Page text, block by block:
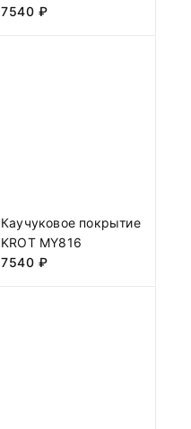
7540 ₽
Каучуковое покрытие
KROT MY816
7540 ₽